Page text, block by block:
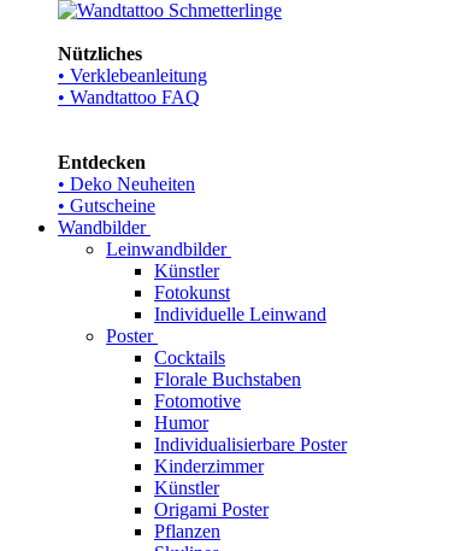
Nützliches
• Verklebeanleitung
• Wandtattoo FAQ
Entdecken
• Deko Neuheiten
• Gutscheine
Wandbilder
Leinwandbilder
Künstler
Fotokunst
Individuelle Leinwand
Poster
Cocktails
Florale Buchstaben
Fotomotive
Humor
Individualisierbare Poster
Kinderzimmer
Künstler
Origami Poster
Pflanzen